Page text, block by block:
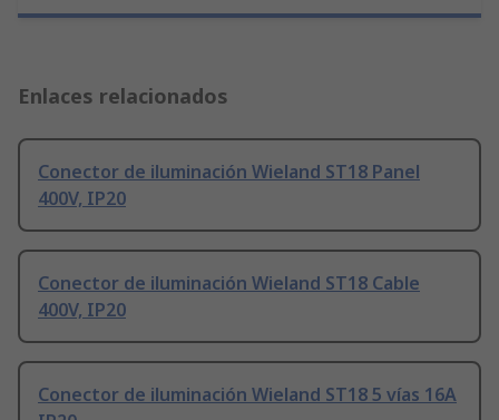
Enlaces relacionados
Conector de iluminación Wieland ST18 Panel
400V, IP20
Conector de iluminación Wieland ST18 Cable
400V, IP20
Conector de iluminación Wieland ST18 5 vías 16A